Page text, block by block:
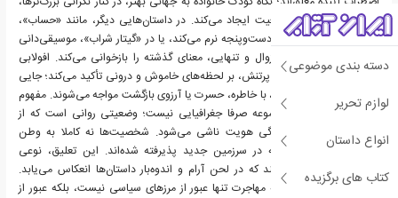
دسته بندی موضوعی
لوازم تحریر
انواع داستان
کتاب های برگزیده
شکافی میان امید و واقعیت ایجاد می‌کند. در داستان‌هایی دیگر، مانند «حساب»،
پدری با اندوهی قدیمی دست‌وپنجه نرم می‌کند، یا در «گیتار شراب»، موسیقی‌دانی
سالخورده در مواجهه با زوال و تنهایی، معنای گذشته را بازخوانی می‌کند. افولابی
به‌جای تمرکز بر حادثه‌های پرتنش، بر لحظه‌های خاموش و درونی تأکید می‌کند؛ جایی
که شخصیت‌ها در سکوت، با خاطره، حسرت یا آرزوی بازگشت مواجه می‌شوند. مفهوم
«جای دیگر» در این مجموعه صرفا جغرافیایی نیست؛ وضعیتی روانی است که از
بی‌جایی، تعلیق و دوگانگی هویت ناشی می‌شود. شخصیت‌ها نه کاملا به وطن
پیشین تعلق دارند و نه در سرزمین جدید پذیرفته شده‌اند. این تعلیق، نوعی
ریشه‌کنی درونی می‌آفریند که در لحن آرام و اندوه‌بار داستان‌ها انعکاس می‌یابد.
افولابی نشان می‌دهد که مهاجرت تنها عبور از مرزهای سیاسی نیست، بلکه عبور از